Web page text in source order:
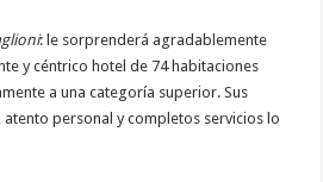
: le sorprenderá agradablemente
y céntrico hotel de 74 habitaciones
a una categoría superior. Sus
atento personal y completos servicios lo